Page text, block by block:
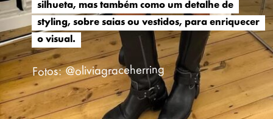
silhueta, mas também como um detalhe de
styling, sobre saias ou vestidos, para enriquecer
o visual.
silhueta, mas também como um detalhe de
styling, sobre saias ou vestidos, para enriquecer
o visual.
Fotos: @oliviagraceherring